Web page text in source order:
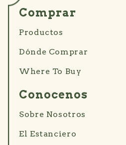
Comprar
Productos
Dónde Comprar
Where To Buy
Conocenos
Sobre Nosotros
El Estanciero